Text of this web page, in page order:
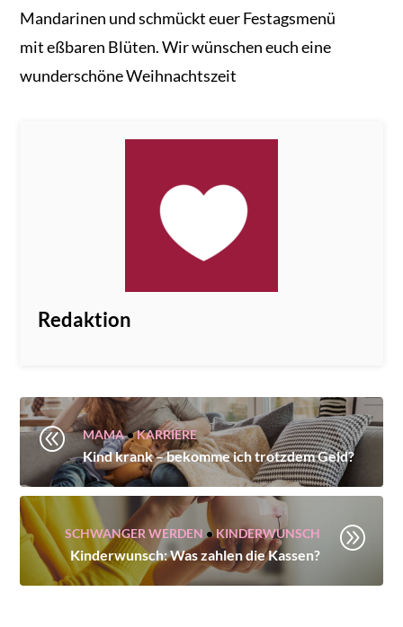
Mandarinen und schmückt euer Festagsmenü
mit eßbaren Blüten. Wir wünschen euch eine
wunderschöne Weihnachtszeit
Redaktion
@ MAMA•KARRIERE
Kind krank – bekomme ich trotzdem Geld?
SCHWANGER WERDEN •KINDERWUNSCH
Kinderwunsch: Was zahlen die Kassen?
A